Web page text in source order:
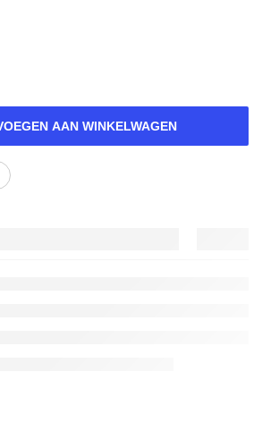
AAN WINKELWAGEN